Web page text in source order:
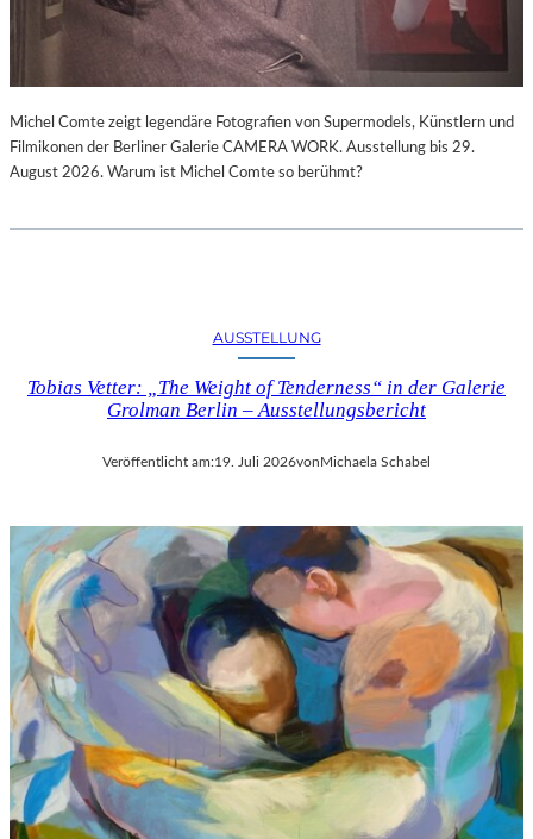
Michel Comte zeigt legendäre Fotografien von Supermodels, Künstlern und
Filmikonen der Berliner Galerie CAMERA WORK. Ausstellung bis 29.
August 2026. Warum ist Michel Comte so berühmt?
AUSSTELLUNG
Tobias Vetter: „The Weight of Tenderness“ in der Galerie
Grolman Berlin – Ausstellungsbericht
Veröffentlicht am:19. Juli 2026von Michaela Schabel